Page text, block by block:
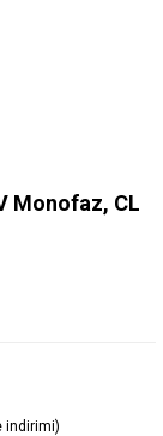
Monofaz, CL
indirimi)